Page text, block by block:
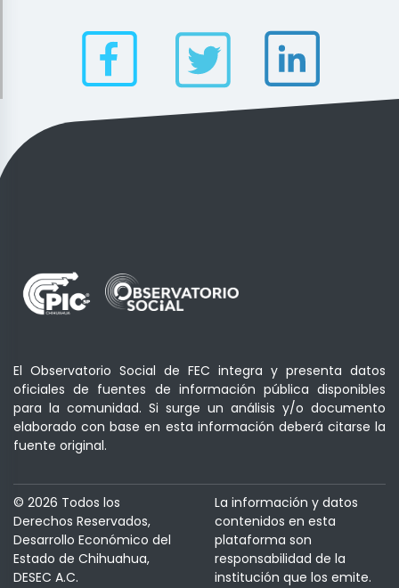
El Observatorio Social de FEC integra y presenta datos
oficiales de fuentes de información pública disponibles
para la comunidad. Si surge un análisis y/o documento
elaborado con base en esta información deberá citarse la
fuente original.
© 2026 Todos los
Derechos Reservados,
Desarrollo Económico del
Estado de Chihuahua,
DESEC A.C.
La información y datos
contenidos en esta
plataforma son
responsabilidad de la
institución que los emite.